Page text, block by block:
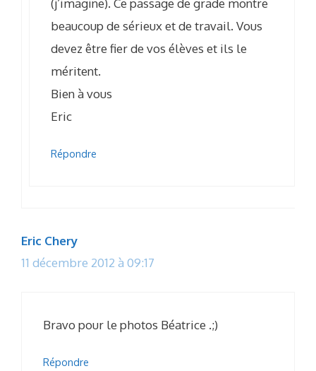
(j’imagine). Ce passage de grade montre
beaucoup de sérieux et de travail. Vous
devez être fier de vos élèves et ils le
méritent.
Bien à vous
Eric
Répondre
Eric Chery
11 décembre 2012 à 09:17
Bravo pour le photos Béatrice .;)
Répondre